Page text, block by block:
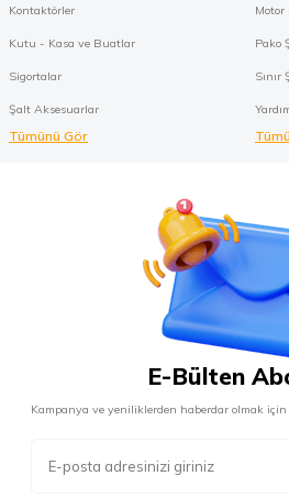
Kontaktörler
Kutu - Kasa ve Buatlar
Sigortalar
Şalt Aksesuarlar
Tümünü Gör
Motor
Pako
Sınır
E-Bülten
Kampanya ve yeniliklerden haberdar olmak